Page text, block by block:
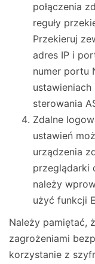
połączenia
reguły
Przekieruj
adres IP i
numer portu
ustawieniach
sterowania
Zdalne
ustawień
urządzenia
przeglądarki
należy
użyć funkcji
Należy pamiętać,
zagrożeniami
korzystanie z